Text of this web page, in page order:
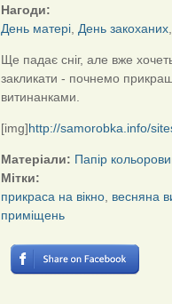
Нагоди:
День матері День закоханих
Ще падає сніг, але вже
закликати - почнемо
витинанками.
[img]http://samorobka.info/
Матеріали: Папір
Мітки:
прикраса на вікно весняна
приміщень